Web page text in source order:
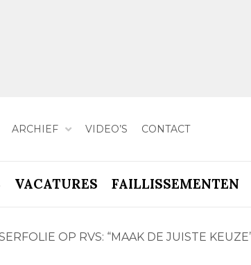
ARCHIEF VIDEO’S CONTACT
VACATURES FAILLISSEMENTEN
OP RVS: “MAAK DE JUISTE